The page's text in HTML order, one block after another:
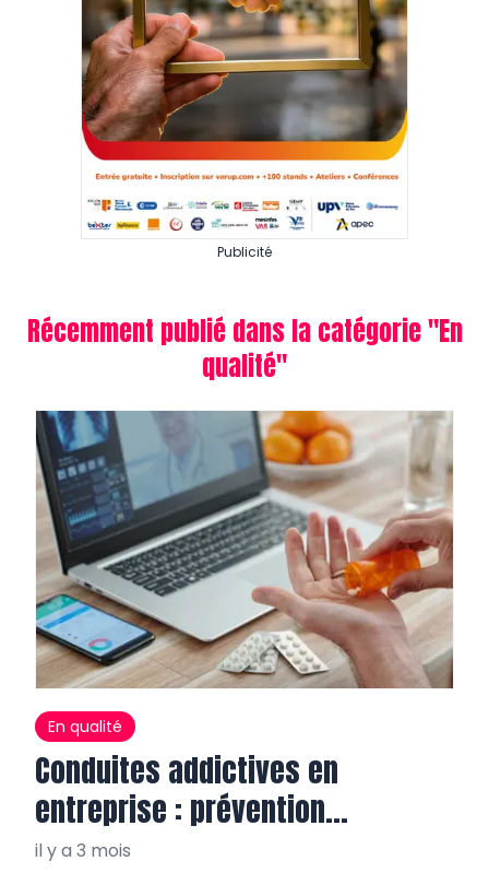
Publicité
Récemment publié dans la catégorie "En
qualité"
En qualité
Conduites addictives en
entreprise : prévention
salvatrice
il y a 3 mois